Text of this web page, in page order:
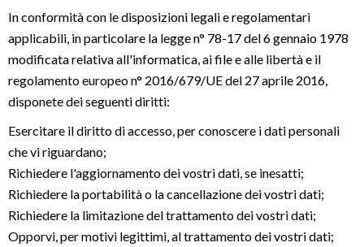
In conformità con le disposizioni legali e regolamentari
applicabili, in particolare la legge n° 78-17 del 6 gennaio 1978
modificata relativa all'informatica, ai file e alle libertà e il
regolamento europeo n° 2016/679/UE del 27 aprile 2016,
disponete dei seguenti diritti:
Esercitare il diritto di accesso, per conoscere i dati personali
che vi riguardano;
Richiedere l'aggiornamento dei vostri dati, se inesatti;
Richiedere la portabilità o la cancellazione dei vostri dati;
Richiedere la limitazione del trattamento dei vostri dati;
Opporvi, per motivi legittimi, al trattamento dei vostri dati;